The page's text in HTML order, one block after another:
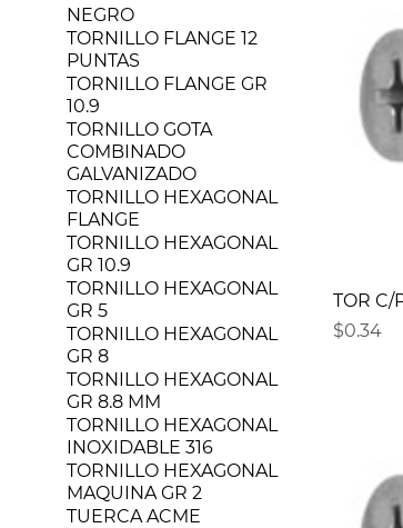
NEGRO
TORNILLO FLANGE 12
PUNTAS
TORNILLO FLANGE GR
10.9
TORNILLO GOTA
COMBINADO
GALVANIZADO
TORNILLO HEXAGONAL
FLANGE
TORNILLO HEXAGONAL
GR 10.9
TORNILLO HEXAGONAL
GR 5
TORNILLO HEXAGONAL
GR 8
TORNILLO HEXAGONAL
GR 8.8 MM
TORNILLO HEXAGONAL
INOXIDABLE 316
TORNILLO HEXAGONAL
MAQUINA GR 2
TUERCA ACME
TOR C/
Precio
$0.34